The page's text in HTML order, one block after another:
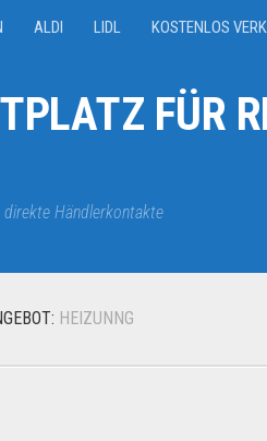
ALDI LIDL KOSTENLOS
FÜR
Händlerkontakte
HEIZUNNG